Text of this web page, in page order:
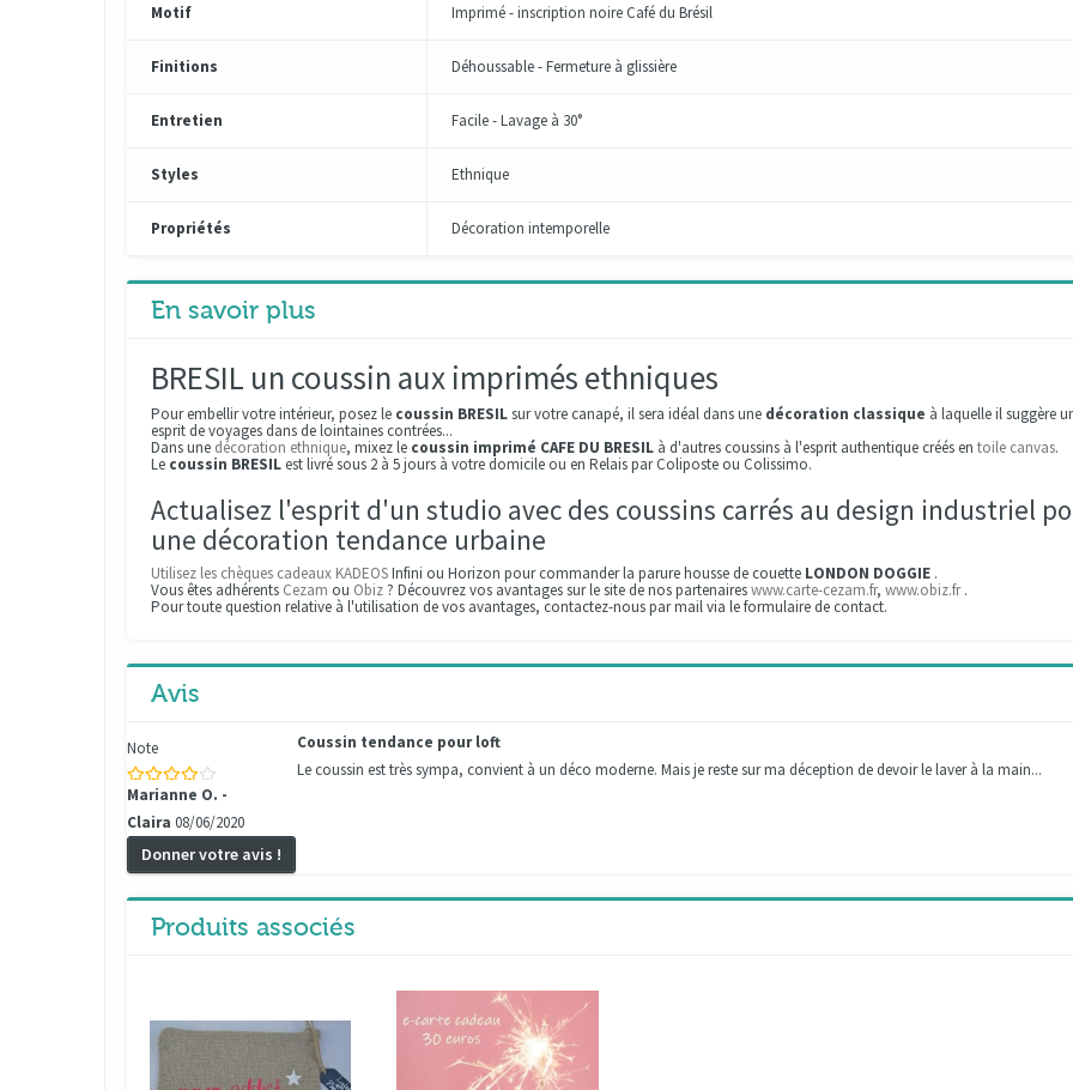
Motif Imprimé - inscription noire Café du Brésil
Finitions Déhoussable - Fermeture à glissière
Entretien Facile - Lavage à 30°
Styles Ethnique
Propriétés Décoration intemporelle
En savoir plus
BRESIL un coussin aux imprimés ethniques
Pour embellir votre intérieur, posez le coussin BRESILsur votre canapé, il sera idéal dans une décoration classique à laquelle il suggère
esprit de voyages dans de lointaines contrées...
Dans une décoration ethnique, mixez le coussin imprimé CAFE DU BRESIL à d'autres coussins à l'esprit authentique créés en toile canvas.
Le coussin BRESIL est livré sous 2 à 5 jours à votre domicile ou en Relais par Coliposte ou Colissimo.
Actualisez l'esprit d'un studio avec des coussins carrés au design industriel
une décoration tendance urbaine
Utilisez les chèques cadeaux KADEOSInfini ou Horizon pour commander la parure housse de couette LONDON DOGGIE .
Vous êtes adhérents Cezam ou Obiz? Découvrez vos avantages sur le site de nos partenaireswww.carte-cezam.fr, www.obiz.fr.
Pour toute question relative à l'utilisation de vos avantages, contactez-nous par mail via le formulaire de contact.
Avis
Note
Marianne O. -
Claira 08/06/2020
Coussin tendance pour loft
Le coussin est très sympa, convient à un déco moderne. Mais je reste sur ma déception de devoir le laver à la main...
Donner votre avis !
Produits associés